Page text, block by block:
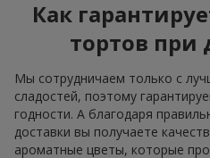
Как
тортов при
Мы сотрудничаем только с
сладостей, поэтому
годности. А благодаря
доставки вы получаете
ароматные цветы, которые